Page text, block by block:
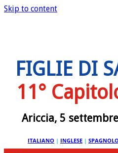
Skip to content
FIGLIE DI
11°
Ariccia, 5
ITALIANO | INGLESE | SPAGNOLO